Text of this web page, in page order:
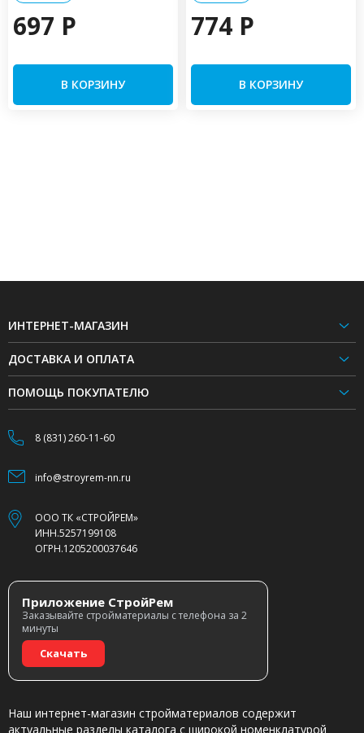
697 P
В КОРЗИНУ
774 P
В КОРЗИНУ
ИНТЕРНЕТ-МАГАЗИН
ДОСТАВКА И ОПЛАТА
ПОМОЩЬ ПОКУПАТЕЛЮ
8 (831) 260-11-60
info@stroyrem-nn.ru
ООО ТК «СТРОЙРЕМ»
ИНН.5257199108
ОГРН.1205200037646
Приложение СтройРем
Заказывайте стройматериалы с телефона за 2
минуты
Скачать
Наш интернет-магазин стройматериалов содержит
актуальные разделы каталога с широкой номенклатурой